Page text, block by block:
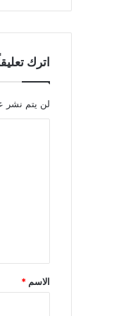
اترك
لن يتم نشر
*
الاسم *